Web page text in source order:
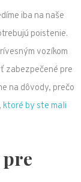
iba na naše
poistenie.
vozíkom
zabezpečené pre
na dôvody, prečo
ktoré by ste mali
pre